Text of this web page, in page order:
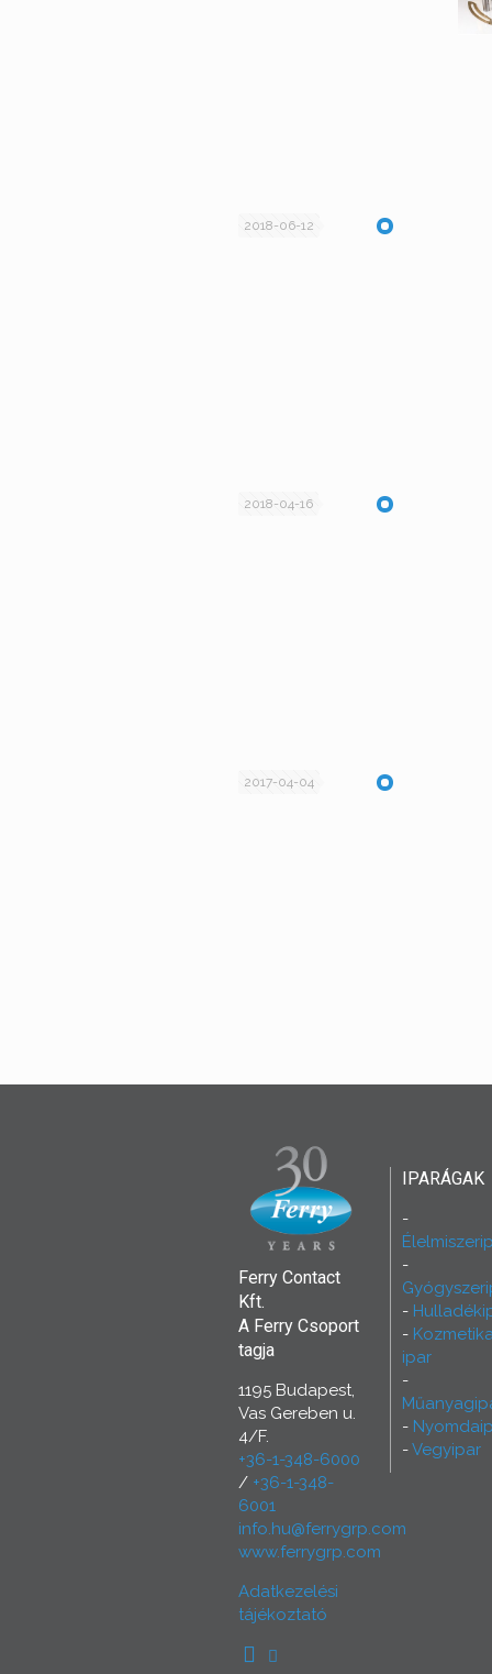
2018-06-12
2018-04-16
2017-04-04
Ferry Contact
Kft.
A Ferry Csoport
tagja
1195 Budapest,
Vas Gereben u.
4/F.
+36-1-348-6000
/ +36-1-348-
6001
info.hu@ferrygrp.com
www.ferrygrp.com
Adatkezelési
tájékoztató
IPARÁGAK
ipar
Vegyipar